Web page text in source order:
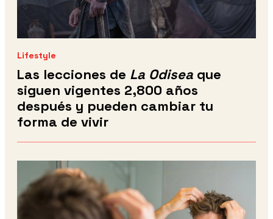
Lifestyle
Las lecciones de La Odisea que
siguen vigentes 2,800 años
después y pueden cambiar tu
forma de vivir